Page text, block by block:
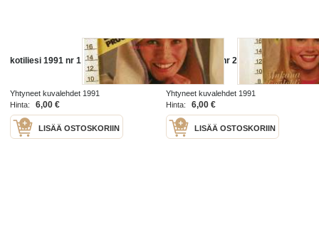
kotiliesi 1991 nr 1
Yhtyneet kuvalehdet 1991
Hinta:
6,00 €
LISÄÄ OSTOSKORIIN
kotiliesi 1991 nr 2
Yhtyneet kuvalehdet 1991
Hinta:
6,00 €
LISÄÄ OSTOSKORIIN